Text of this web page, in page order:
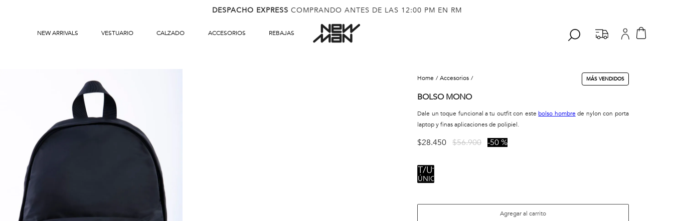
DESPACHO EXPRESS COMPRANDO ANTES DE LAS 12:00 PM EN RM
NEW ARRIVALS VESTUARIO CALZADO ACCESORIOS REBAJAS
accesorios MÁS VENDIDOS
BOLSO MONO
Dale un toque funcional a tu outfit con estebolso hombre de nylon con porta
laptop y finas aplicaciones de polipiel.
$28.450 $56.900 50 %
TALLA
ÚNICA
Agregar al carrito